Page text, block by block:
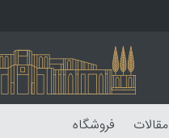
مقالات فروشگاه